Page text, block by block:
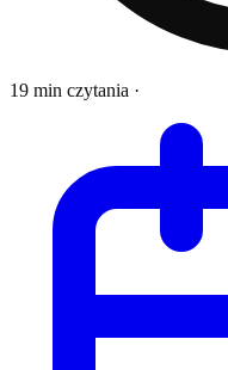
19 min czytania ·